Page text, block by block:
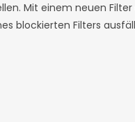
Mit einem neuen
blockierten Filters